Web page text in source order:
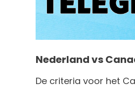
Nederland vs
De criteria voor het